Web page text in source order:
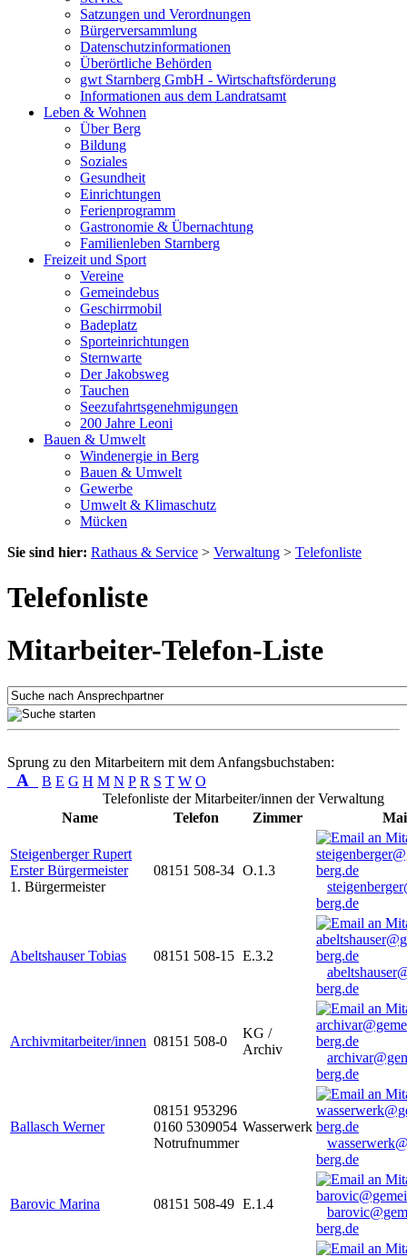
Satzungen und Verordnungen
Bürgerversammlung
Datenschutzinformationen
Überörtliche Behörden
gwt Starnberg GmbH - Wirtschaftsförderung
Informationen aus dem Landratsamt
Leben & Wohnen
Über Berg
Bildung
Soziales
Gesundheit
Einrichtungen
Ferienprogramm
Gastronomie & Übernachtung
Familienleben Starnberg
Freizeit und Sport
Vereine
Gemeindebus
Geschirrmobil
Badeplatz
Sporteinrichtungen
Sternwarte
Der Jakobsweg
Tauchen
Seezufahrtsgenehmigungen
200 Jahre Leoni
Bauen & Umwelt
Windenergie in Berg
Bauen & Umwelt
Gewerbe
Umwelt & Klimaschutz
Mücken
Sie sind hier: Rathaus & Service > Verwaltung > Telefonliste
Telefonliste
Mitarbeiter-Telefon-Liste
Sprung zu den Mitarbeitern mit dem Anfangsbuchstaben:
A B E G H M N P R S T W O
Telefonliste der Mitarbeiter/innen der Verwaltung
Name
Telefon Zimmer
Steigenberger Rupert
Erster Bürgermeister
1. Bürgermeister
08151 508-34 O.1.3
berg.de
Abeltshauser Tobias 08151 508-15 E.3.2
berg.de
Archivmitarbeiter/innen 08151 508-0
KG /
Archiv
berg.de
Ballasch Werner
08151 953296
0160 5309054
Notrufnummer
Wasserwerk
berg.de
Barovic Marina 08151 508-49 E.1.4
berg.de